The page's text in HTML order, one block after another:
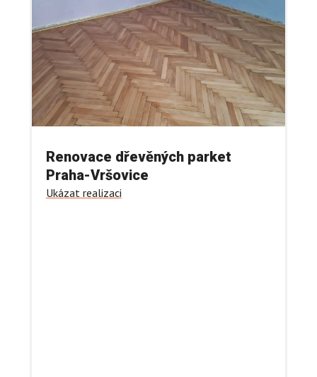
Renovace dřevěných parket
Praha-Vršovice
Ukázat realizaci